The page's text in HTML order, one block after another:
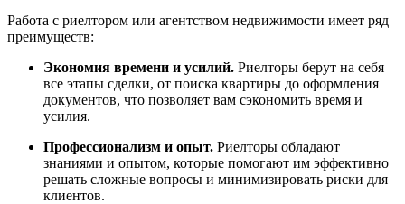
Работа с риелтором или агентством недвижимости имеет ряд
преимуществ:
Экономия времени и усилий. Риелторы берут на себя
все этапы сделки, от поиска квартиры до оформления
документов, что позволяет вам сэкономить время и
усилия.
Профессионализм и опыт. Риелторы обладают
знаниями и опытом, которые помогают им эффективно
решать сложные вопросы и минимизировать риски для
клиентов.